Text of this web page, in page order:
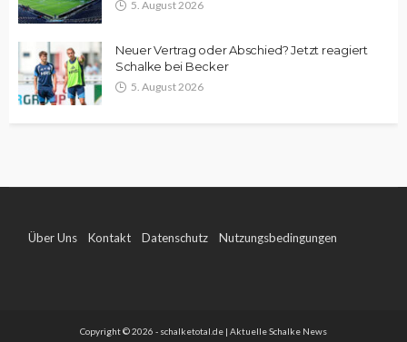
5. August 2026
Neuer Vertrag oder Abschied? Jetzt reagiert
Schalke bei Becker
5. August 2026
Über Uns Kontakt Datenschutz Nutzungsbedingungen
Copyright © 2026 - schalketotal.de | Aktuelle Schalke News